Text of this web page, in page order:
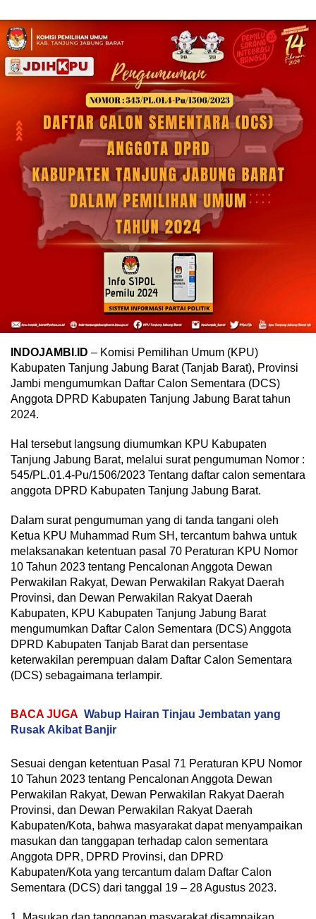
INDOJAMBI.ID – Komisi Pemilihan Umum (KPU)
Kabupaten Tanjung Jabung Barat (Tanjab Barat), Provinsi
Jambi mengumumkan Daftar Calon Sementara (DCS)
Anggota DPRD Kabupaten Tanjung Jabung Barat tahun
2024.
Hal tersebut langsung diumumkan KPU Kabupaten
Tanjung Jabung Barat, melalui surat pengumuman Nomor :
545/PL.01.4-Pu/1506/2023 Tentang daftar calon sementara
anggota DPRD Kabupaten Tanjung Jabung Barat.
Dalam surat pengumuman yang di tanda tangani oleh
Ketua KPU Muhammad Rum SH, tercantum bahwa untuk
melaksanakan ketentuan pasal 70 Peraturan KPU Nomor
10 Tahun 2023 tentang Pencalonan Anggota Dewan
Perwakilan Rakyat, Dewan Perwakilan Rakyat Daerah
Provinsi, dan Dewan Perwakilan Rakyat Daerah
Kabupaten, KPU Kabupaten Tanjung Jabung Barat
mengumumkan Daftar Calon Sementara (DCS) Anggota
DPRD Kabupaten Tanjab Barat dan persentase
keterwakilan perempuan dalam Daftar Calon Sementara
(DCS) sebagaimana terlampir.
BACA JUGA Wabup Hairan Tinjau Jembatan yang
Rusak Akibat Banjir
Sesuai dengan ketentuan Pasal 71 Peraturan KPU Nomor
10 Tahun 2023 tentang Pencalonan Anggota Dewan
Perwakilan Rakyat, Dewan Perwakilan Rakyat Daerah
Provinsi, dan Dewan Perwakilan Rakyat Daerah
Kabupaten/Kota, bahwa masyarakat dapat menyampaikan
masukan dan tanggapan terhadap calon sementara
Anggota DPR, DPRD Provinsi, dan DPRD
Kabupaten/Kota yang tercantum dalam Daftar Calon
Sementara (DCS) dari tanggal 19 – 28 Agustus 2023.